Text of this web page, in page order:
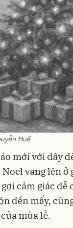
Huế
mới với dây
vang lên ở
cảm giác dễ
đến mấy,
mùa lễ.